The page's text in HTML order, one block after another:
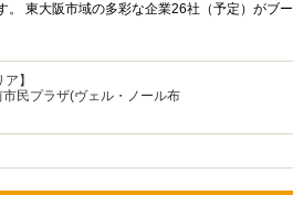
東大阪市域の多彩な企業26社（予定）がブ
】
市民プラザ(ヴェル・ノール布